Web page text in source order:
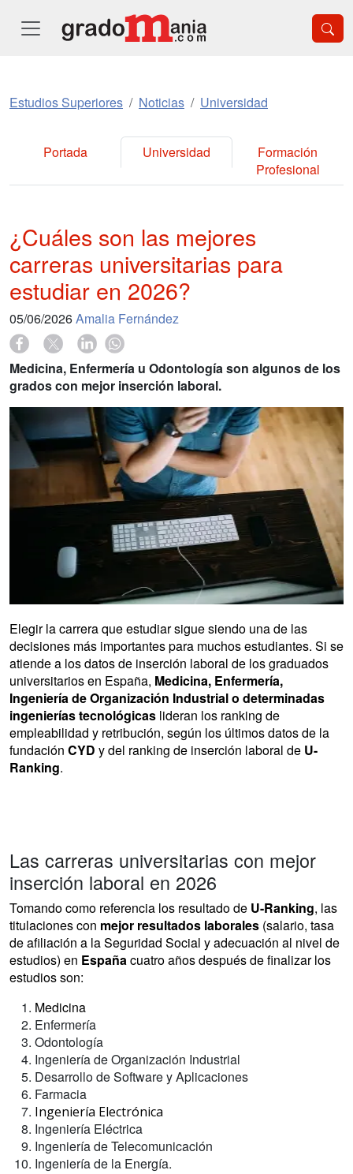
Estudios Superiores Noticias Universidad
Portada Universidad
Formación
Profesional
¿Cuáles son las mejores
carreras universitarias para
estudiar en 2026?
05/06/2026Amalia Fernández
Medicina, Enfermería u Odontología son algunos de los
grados con mejor inserción laboral.
Elegir la carrera que estudiar sigue siendo una de las
decisiones más importantes para muchos estudiantes. Si se
atiende a los datos de inserción laboral de los graduados
universitarios en España, Medicina, Enfermería,
Ingeniería de Organización Industrial o determinadas
ingenierías tecnológicas lideran los ranking de
empleabilidad y retribución, según los últimos datos de la
fundación CYD y del ranking de inserción laboral de U-
Ranking.
Las carreras universitarias con mejor
inserción laboral en 2026
Tomando como referencia los resultado de U-Ranking, las
titulaciones con mejor resultados laborales (salario, tasa
de afiliación a la Seguridad Social y adecuación al nivel de
estudios) en Españacuatro años después de finalizar los
estudios son:
Medicina
Enfermería
Odontología
Ingeniería de Organización Industrial
Desarrollo de Software y Aplicaciones
Farmacia
Ingeniería Electrónica
Ingeniería Eléctrica
Ingeniería de Telecomunicación
Ingeniería de la Energía.